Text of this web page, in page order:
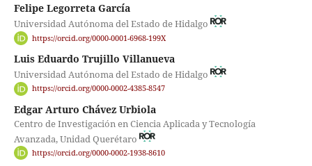
Felipe Legorreta García
Universidad Autónoma del Estado de Hidalgo
https://orcid.org/0000-0001-6968-199X
Luis Eduardo Trujillo Villanueva
Universidad Autónoma del Estado de Hidalgo
https://orcid.org/0000-0002-4385-8547
Edgar Arturo Chávez Urbiola
Centro de Investigación en Ciencia Aplicada y Tecnología
Avanzada, Unidad Querétaro
https://orcid.org/0000-0002-1938-8610